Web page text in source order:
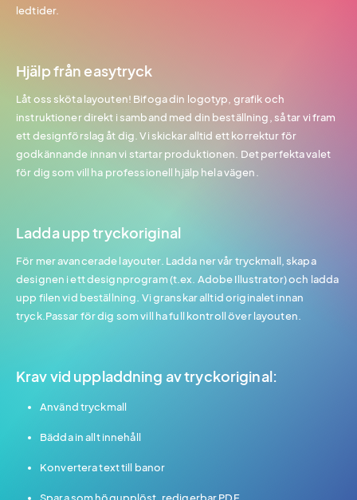
ledtider.
Hjälp från easytryck
Låt oss sköta layouten! Bifoga din logotyp, grafik och
instruktioner direkt i samband med din beställning, så tar vi fram
ett designförslag åt dig. Vi skickar alltid ett korrektur för
godkännande innan vi startar produktionen. Det perfekta valet
för dig som vill ha professionell hjälp hela vägen.
Ladda upp tryckoriginal
För mer avancerade layouter. Ladda ner vår tryckmall, skapa
designen i ett designprogram (t.ex. Adobe Illustrator) och ladda
upp filen vid beställning. Vi granskar alltid originalet innan
tryck.Passar för dig som vill ha full kontroll över layouten.
Krav vid uppladdning av tryckoriginal:
Använd tryckmall
Bädda in allt innehåll
Konvertera text till banor